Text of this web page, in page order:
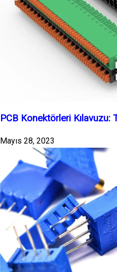
PCB Konektörleri Kılavuzu:
Mayıs 28, 2023